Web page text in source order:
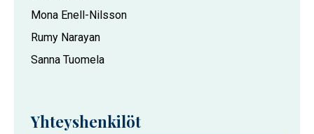
Mona Enell-Nilsson
Rumy Narayan
Sanna Tuomela
Yhteyshenkilöt